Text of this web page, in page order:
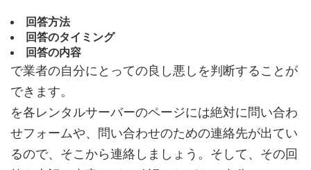
回答方法
回答のタイミング
回答の内容
で業者の自分にとっての良し悪しを判断することが
できます。
を各レンタルサーバーのページには絶対に問い合わ
せフォームや、問い合わせのための連絡先が出てい
るので、そこから連絡しましょう。そして、その回